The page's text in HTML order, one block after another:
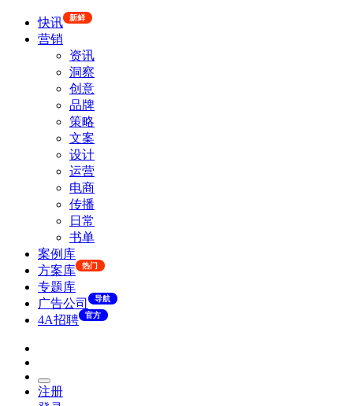
快讯 新鲜
营销
资讯
洞察
创意
品牌
策略
文案
设计
运营
电商
传播
日常
书单
案例库
方案库
热门
专题库
广告公司
导航
4A招聘 官方
注册